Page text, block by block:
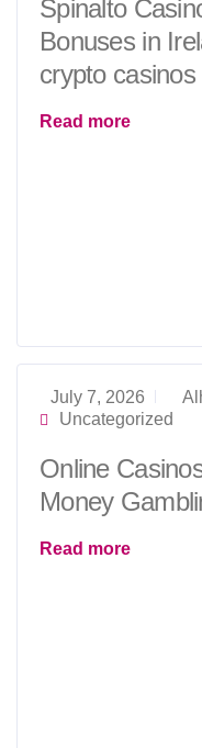
Spinalto
Bonuses in
crypto casinos
Read more
July 7, 2026
Uncategorized
Online
Money
Read more